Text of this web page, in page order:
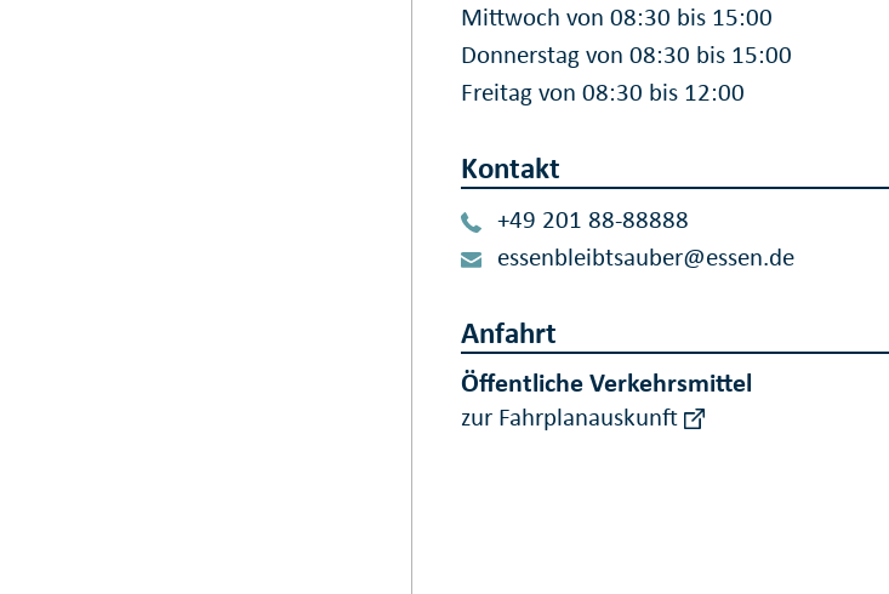
Mittwoch von 08:30 bis 15:00
Donnerstag von 08:30 bis 15:00
Freitag von 08:30 bis 12:00
Kontakt
+49 201 88-88888
essenbleibtsauber@essen.de
Anfahrt
Öffentliche Verkehrsmittel
zur Fahrplanauskunft